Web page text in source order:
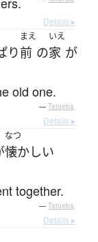
Details ▸
り
まえ
前 の
いえ
家 が
old one.
— Tatoeba
Details ▸
なつ
懐かしい
together.
— Tatoeba
Details ▸